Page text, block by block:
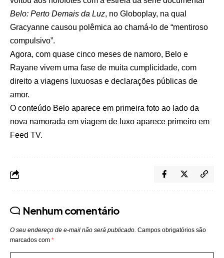
Belo: Perto Demais da Luz, no Globoplay, na qual
Gracyanne causou polêmica ao chamá-lo de “mentiroso
compulsivo”.
Agora, com quase cinco meses de namoro, Belo e
Rayane vivem uma fase de muita cumplicidade, com
direito a viagens luxuosas e declarações públicas de
amor.
O conteúdo Belo aparece em primeira foto ao lado da
nova namorada em viagem de luxo aparece primeiro em
Feed TV.
Nenhum comentário
O seu endereço de e-mail não será publicado. Campos obrigatórios são
marcados com *